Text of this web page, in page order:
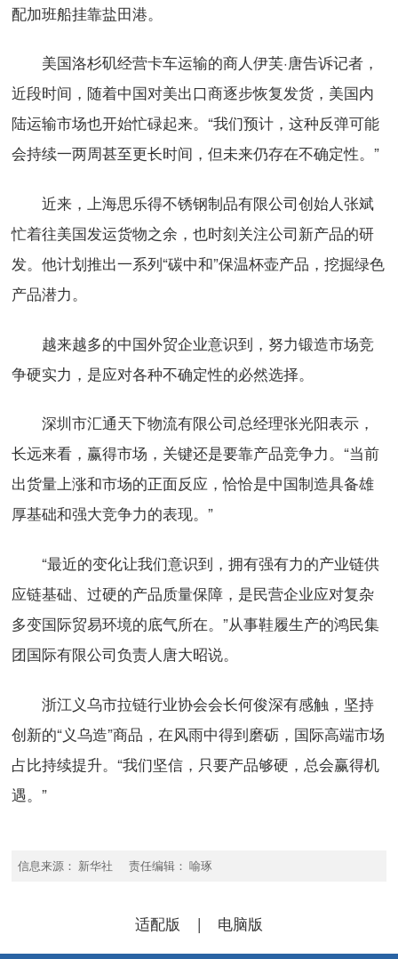
配加班船挂靠盐田港。
美国洛杉矶经营卡车运输的商人伊芙·唐告诉记者，
近段时间，随着中国对美出口商逐步恢复发货，美国内
陆运输市场也开始忙碌起来。“我们预计，这种反弹可能
会持续一两周甚至更长时间，但未来仍存在不确定性。”
近来，上海思乐得不锈钢制品有限公司创始人张斌
忙着往美国发运货物之余，也时刻关注公司新产品的研
发。他计划推出一系列“碳中和”保温杯壶产品，挖掘绿色
产品潜力。
越来越多的中国外贸企业意识到，努力锻造市场竞
争硬实力，是应对各种不确定性的必然选择。
深圳市汇通天下物流有限公司总经理张光阳表示，
长远来看，赢得市场，关键还是要靠产品竞争力。“当前
出货量上涨和市场的正面反应，恰恰是中国制造具备雄
厚基础和强大竞争力的表现。”
“最近的变化让我们意识到，拥有强有力的产业链供
应链基础、过硬的产品质量保障，是民营企业应对复杂
多变国际贸易环境的底气所在。”从事鞋履生产的鸿民集
团国际有限公司负责人唐大昭说。
浙江义乌市拉链行业协会会长何俊深有感触，坚持
创新的“义乌造”商品，在风雨中得到磨砺，国际高端市场
占比持续提升。“我们坚信，只要产品够硬，总会赢得机
遇。”
信息来源： 新华社 责任编辑： 喻琢
适配版 | 电脑版